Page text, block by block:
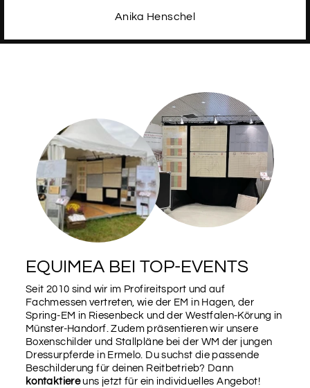
Anika Henschel
EQUIMEA BEI TOP-EVENTS
Seit 2010 sind wir im Profireitsport und auf
Fachmessen vertreten, wie der EM in Hagen, der
Spring-EM in Riesenbeck und der Westfalen-Körung in
Münster-Handorf. Zudem präsentieren wir unsere
Boxenschilder und Stallpläne bei der WM der jungen
Dressurpferde in Ermelo. Du suchst die passende
Beschilderung für deinen Reitbetrieb? Dann
kontaktiere uns jetzt für ein individuelles Angebot!